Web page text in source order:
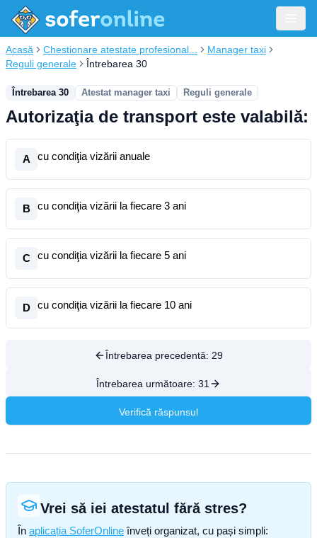
Acasă Chestionare atestate profesional...
Manager taxi
Reguli generale
Întrebarea 30
Întrebarea 30 Atestat manager taxi Reguli generale
Autorizaţia de transport este valabilă:
A cu condiţia vizării anuale
B cu condiţia vizării la fiecare 3 ani
C cu condiţia vizării la fiecare 5 ani
D cu condiţia vizării la fiecare 10 ani
Întrebarea precedentă: 29
Întrebarea următoare: 31
Verifică răspunsul
Vrei să iei atestatul fără stres?
În aplicația SoferOnline înveți organizat, cu pași simpli: